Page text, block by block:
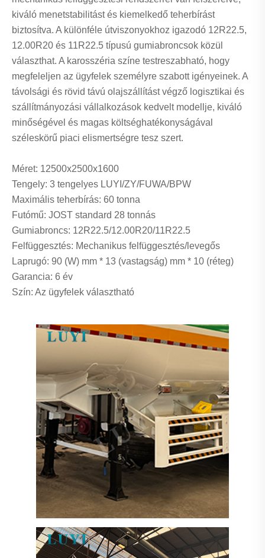
kiváló menetstabilitást és kiemelkedő teherbírást
biztosítva. A különféle útviszonyokhoz igazodó 12R22.5,
12.00R20 és 11R22.5 típusú gumiabroncsok közül
választhat. A karosszéria színe testreszabható, hogy
megfeleljen az ügyfelek személyre szabott igényeinek. A
távolsági és rövid távú olajszállítást végző logisztikai és
szállítmányozási vállalkozások kedvelt modellje, kiváló
minőségével és magas költséghatékonyságával
széleskörű piaci elismertségre tesz szert.
Méret: 12500x2500x1600
Tengely: 3 tengelyes LUYI/ZY/FUWA/BPW
Maximális teherbírás: 60 tonna
Futómű: JOST standard 28 tonnás
Gumiabroncs: 12R22.5/12.00R20/11R22.5
Felfüggesztés: Mechanikus felfüggesztés/levegős
Laprugó: 90 (W) mm * 13 (vastagság) mm * 10 (réteg)
Garancia: 6 év
Szín: Az ügyfelek választható